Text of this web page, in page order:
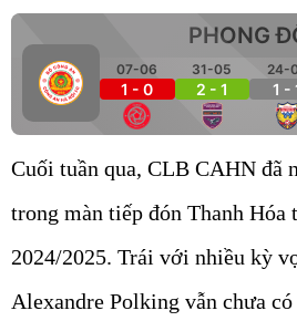
PHONG
07-06
1 - 0
31-05
2 - 1
24-
1 -
Cuối tuần qua, CLB CAHN đã
trong màn tiếp đón Thanh Hóa
2024/2025. Trái với nhiều kỳ
Alexandre Polking vẫn chưa